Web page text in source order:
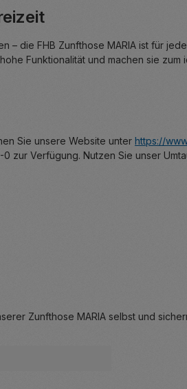
– die FHB Zunfthose MARIA ist für
Funktionalität und machen sie
Sie unsere Website unter https://
zur Verfügung. Nutzen Sie unser
Zunfthose MARIA selbst und